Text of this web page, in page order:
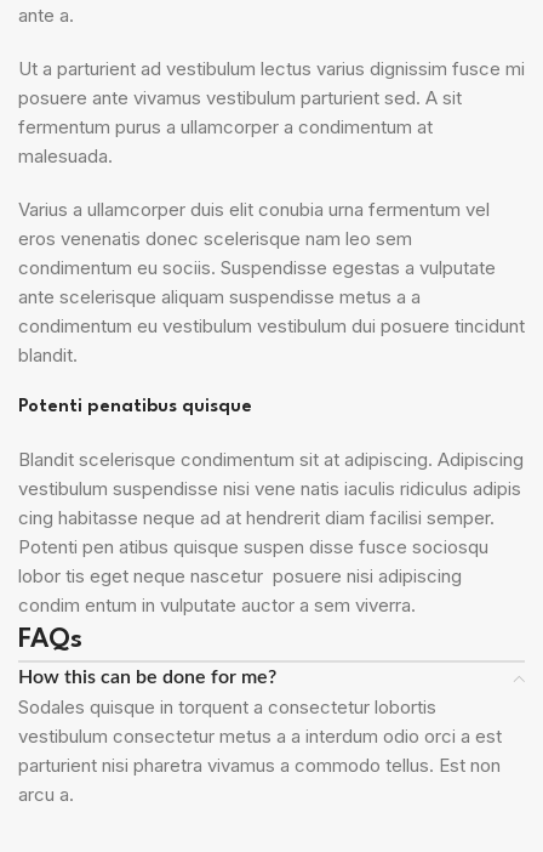
ante a.
Ut a parturient ad vestibulum lectus varius dignissim fusce mi
posuere ante vivamus vestibulum parturient sed. A sit
fermentum purus a ullamcorper a condimentum at
malesuada.
Varius a ullamcorper duis elit conubia urna fermentum vel
eros venenatis donec scelerisque nam leo sem
condimentum eu sociis. Suspendisse egestas a vulputate
ante scelerisque aliquam suspendisse metus a a
condimentum eu vestibulum vestibulum dui posuere tincidunt
blandit.
Potenti penatibus quisque
Blandit scelerisque condimentum sit at adipiscing. Adipiscing
vestibulum suspendisse nisi vene natis iaculis ridiculus adipis
cing habitasse neque ad at hendrerit diam facilisi semper.
Potenti pen atibus quisque suspen disse fusce sociosqu
lobor tis eget neque nascetur posuere nisi adipiscing
condim entum in vulputate auctor a sem viverra.
FAQs
How this can be done for me?
Sodales quisque in torquent a consectetur lobortis
vestibulum consectetur metus a a interdum odio orci a est
parturient nisi pharetra vivamus a commodo tellus. Est non
arcu a.